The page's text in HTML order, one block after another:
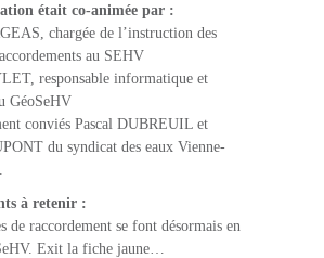
était co-animée par :
chargée de l’instruction des
au SEHV
responsable informatique et
GéoSeHV
conviés Pascal DUBREUIL et
du syndicat des eaux Vienne-
à retenir :
de raccordement se font désormais en
Exit la fiche jaune…